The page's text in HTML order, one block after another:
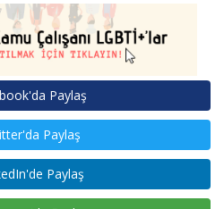
Paylaş
Paylaş
Paylaş